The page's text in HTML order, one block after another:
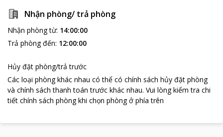
Nhận phòng/ trả phòng
Nhận phòng từ: 14:00:00
Trả phòng đến: 12:00:00
Hủy đặt phòng/trả trước
Các loại phòng khác nhau có thể có chính sách hủy đặt phòng
và chính sách thanh toán trước khác nhau. Vui lòng kiểm tra chi
tiết chính sách phòng khi chọn phòng ở phía trên